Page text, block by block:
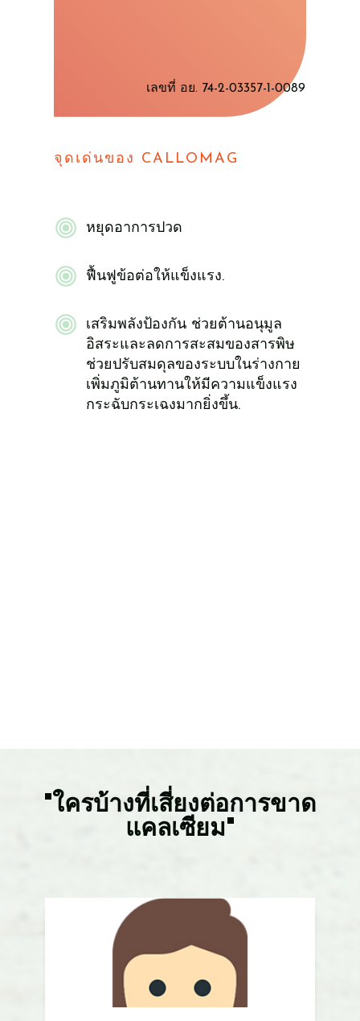
​เลขที่ อย. 74-2-03357-1-0089
​จุดเด่นของ CALLOMAG
​หยุดอาการปวด
​ฟื้นฟูข้อต่อให้แข็งแรง.
​เสริมพลังป้องกัน ช่วยต้านอนุมูล
อิสระและลดการสะสมของสารพิษ
ช่วยปรับสมดุลของระบบในร่างกาย
เพิ่มภูมิต้านทานให้มีความแข็งแรง
กระฉับกระเฉงมากยิ่งขึ้น.
"ใครบ้างที่เสี่ยงต่อการขาด
แคลเซียม"